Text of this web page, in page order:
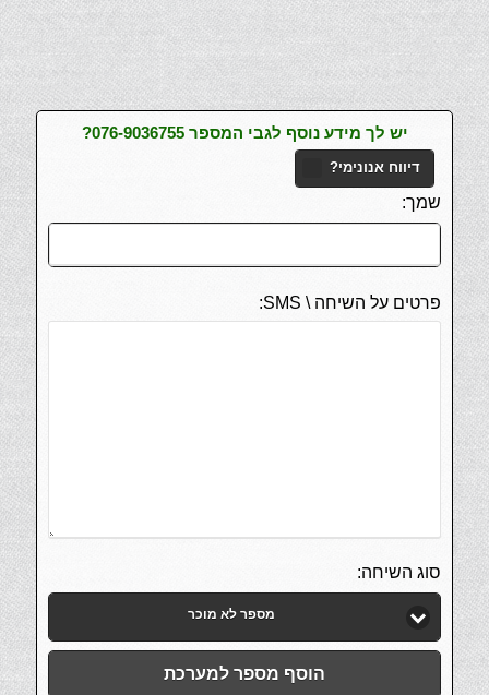
יש לך מידע נוסף לגבי המספר 076-9036755?
דיווח אנונימי?
שמך:
פרטים על השיחה \ SMS:
סוג השיחה:
מספר לא מוכר
הוסף מספר למערכת